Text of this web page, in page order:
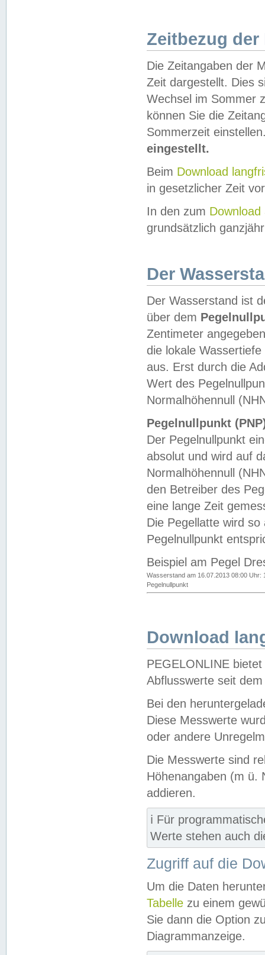
Zeitbezug der
Die Zeitangaben der
Zeit dargestellt. Dies
Wechsel im Sommer
können Sie die
Sommerzeit
eingestellt.
Beim Download
in gesetzlicher Zeit
In den zum Download
grundsätzlich
Der
Der Wasserstand ist
über dem
Zentimeter
die lokale
aus. Erst durch die
Wert des
Normalhöhennull
Pegelnullpunkt
Der Pegelnullpunkt
absolut und wird auf
Normalhöhennull
den Betreiber des
eine lange Zeit
Die Pegellatte wird
Pegelnullpunkt
Beispiel am Pegel
Wasserstand am 16.07.2013 08:00 Uhr:
Pegelnullpunkt
Download
PEGELONLINE
Abflusswerte seit
Bei den
Diese Messwerte
oder andere
Die Messwerte sind
Höhenangaben (m ü.
addieren.
ℹ️ Für
Werte stehen auch
Zugriff auf die
Um die Daten
Tabelle zu einem
Sie dann die Option
Diagrammanzeige.